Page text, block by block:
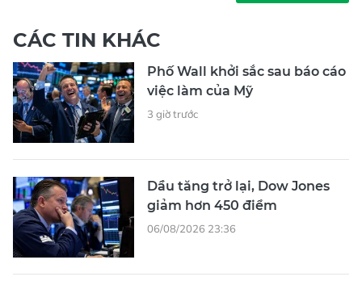
CÁC TIN KHÁC
Phố Wall khởi sắc sau báo cáo
việc làm của Mỹ
3 giờ trước
Dầu tăng trở lại, Dow Jones
giảm hơn 450 điểm
06/08/2026 23:36